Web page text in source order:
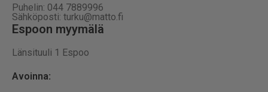
Puhelin: 044 7889996
Sähköposti: turku@matto.fi
Espoon myymälä
Länsituuli 1 Espoo
Avoinna: